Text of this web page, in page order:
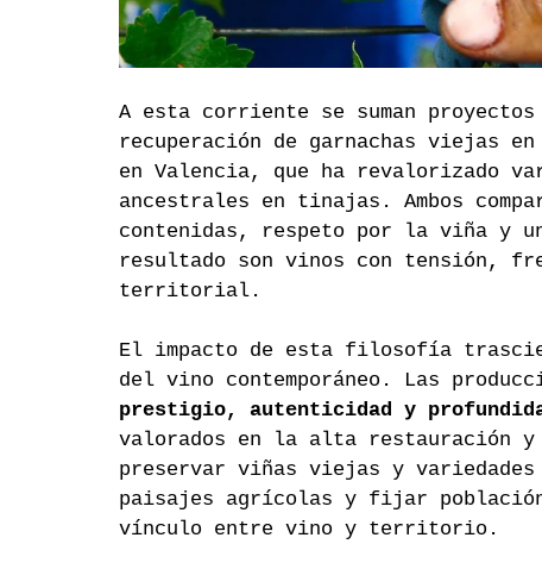
A esta corriente se suman proyectos
recuperación de garnachas viejas
en Valencia, que ha revalorizado
ancestrales en tinajas. Ambos
contenidas, respeto por la viña y
resultado son vinos con tensión,
territorial.
El impacto de esta filosofía
del vino contemporáneo. Las
prestigio, autenticidad y
valorados en la alta restauración y
preservar viñas viejas y variedades
paisajes agrícolas y fijar
vínculo entre vino y territorio.